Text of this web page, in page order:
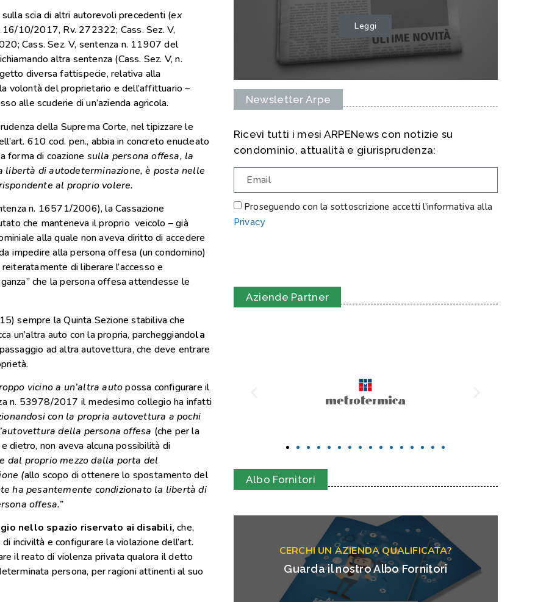
scia di altri autorevoli precedenti (ex
16/10/2017, Rv. 272322; Cass. Sez. V,
Cass. Sez. V, sentenza n. 11907 del
altra sentenza (Cass. Sez. V, n.
diversa fattispecie, relativa alla
volontà del proprietario e dell’affittuario –
alle scuderie di un’azienda agricola.
della Suprema Corte, nel tipizzare le
610 cod. pen., abbia in concreto enucleato
forma di coazione sulla persona offesa, la
di autodeterminazione, è posta nelle
al proprio volere.
n. 16571/2006), la Cassazione
che manteneva il proprio veicolo – già
alla quale non aveva diritto di accedere
impedire alla persona offesa (un condomino)
di liberare l’accesso e
che la persona offesa attendesse le
sempre la Quinta Sezione stabiliva che
un’altra auto con la propria, parcheggiandola
ad altra autovettura, che deve entrare
vicino a un’altra autopossa configurare il
n. 53978/2017 il medesimo collegio ha infatti
con la propria autovettura a pochi
della persona offesa (che per la
dietro, non aveva alcuna possibilità di
dal proprio mezzo dalla porta del
(allo scopo di ottenere lo spostamento del
ha pesantemente condizionato la libertà di
offesa.”
nello spazio riservato ai disabili, che,
inciviltà e configurare la violazione dell’art.
il reato di violenza privata qualora il detto
persona, per ragioni attinenti al suo
Leggi
Newsletter Arpe
Ricevi tutti i mesi ARPENews con notizie su
condominio, attualità e giurisprudenza:
Proseguendo con la sottoscrizione accetti l'informativa alla
Privacy
Aziende Partner
Albo Fornitori
CERCHI UN AZIENDA QUALIFICATA?
Guarda il nostro Albo Fornitori